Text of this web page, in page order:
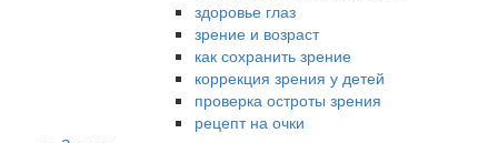
здоровье глаз
зрение и возраст
как сохранить зрение
коррекция зрения у детей
проверка остроты зрения
рецепт на очки